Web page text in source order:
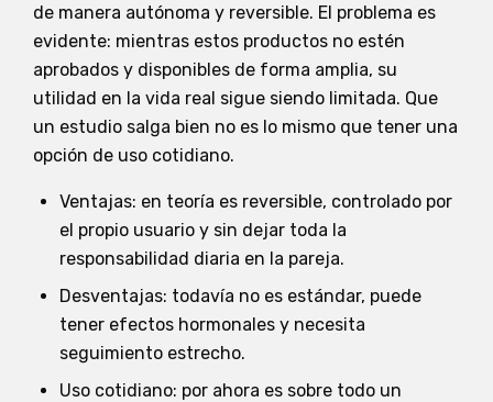
de manera autónoma y reversible. El problema es
evidente: mientras estos productos no estén
aprobados y disponibles de forma amplia, su
utilidad en la vida real sigue siendo limitada. Que
un estudio salga bien no es lo mismo que tener una
opción de uso cotidiano.
Ventajas: en teoría es reversible, controlado por
el propio usuario y sin dejar toda la
responsabilidad diaria en la pareja.
Desventajas: todavía no es estándar, puede
tener efectos hormonales y necesita
seguimiento estrecho.
Uso cotidiano: por ahora es sobre todo un